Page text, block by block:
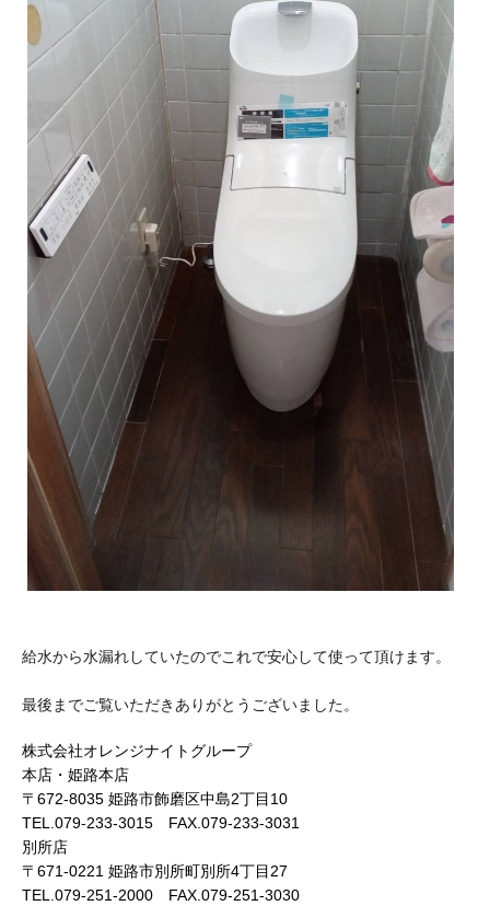
給水から水漏れしていたのでこれで安心して使って頂けます。
最後までご覧いただきありがとうございました。
株式会社オレンジナイトグループ
本店・姫路本店
〒672-8035 姫路市飾磨区中島2丁目10
TEL.079-233-3015 FAX.079-233-3031
別所店
〒671-0221 姫路市別所町別所4丁目27
TEL.079-251-2000 FAX.079-251-3030